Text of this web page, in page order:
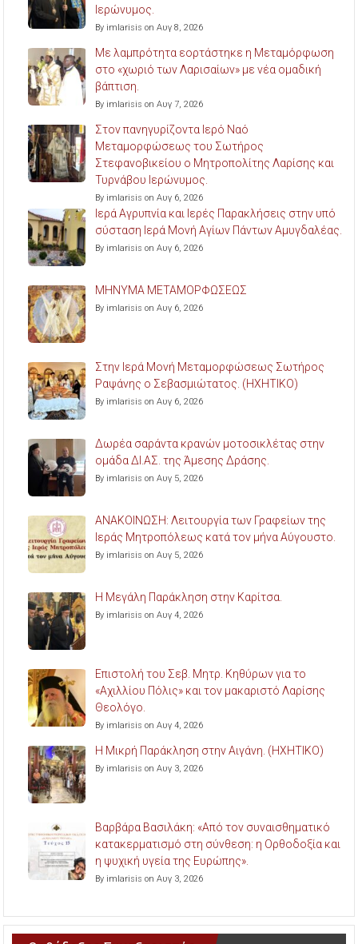
Ιερώνυμος.
By imlarisis on Αυγ 8, 2026
Με λαμπρότητα εορτάστηκε η Μεταμόρφωση
στο «χωριό των Λαρισαίων» με νέα ομαδική
βάπτιση.
By imlarisis on Αυγ 7, 2026
Στον πανηγυρίζοντα Ιερό Ναό
Μεταμορφώσεως του Σωτήρος
Στεφανοβικείου ο Μητροπολίτης Λαρίσης και
Τυρνάβου Ιερώνυμος.
By imlarisis on Αυγ 6, 2026
Ιερά Αγρυπνία και Ιερές Παρακλήσεις στην υπό
σύσταση Ιερά Μονή Αγίων Πάντων Αμυγδαλέας.
By imlarisis on Αυγ 6, 2026
ΜΗΝΥΜΑ ΜΕΤΑΜΟΡΦΩΣΕΩΣ
By imlarisis on Αυγ 6, 2026
Στην Ιερά Μονή Μεταμορφώσεως Σωτήρος
Ραψάνης ο Σεβασμιώτατος. (ΗΧΗΤΙΚΟ)
By imlarisis on Αυγ 6, 2026
Δωρέα σαράντα κρανών μοτοσικλέτας στην
ομάδα ΔΙ.ΑΣ. της Άμεσης Δράσης.
By imlarisis on Αυγ 5, 2026
ΑΝΑΚΟΙΝΩΣΗ: Λειτουργία των Γραφείων της
Ιεράς Μητροπόλεως κατά τον μήνα Αύγουστο.
By imlarisis on Αυγ 5, 2026
Η Μεγάλη Παράκληση στην Καρίτσα.
By imlarisis on Αυγ 4, 2026
Επιστολή του Σεβ. Μητρ. Κηθύρων για το
«Αχιλλίου Πόλις» και τον μακαριστό Λαρίσης
Θεολόγο.
By imlarisis on Αυγ 4, 2026
Η Μικρή Παράκληση στην Αιγάνη. (ΗΧΗΤΙΚΟ)
By imlarisis on Αυγ 3, 2026
Βαρβάρα Βασιλάκη: «Από τον συναισθηματικό
κατακερματισμό στη σύνθεση: η Ορθοδοξία και
η ψυχική υγεία της Ευρώπης».
By imlarisis on Αυγ 3, 2026